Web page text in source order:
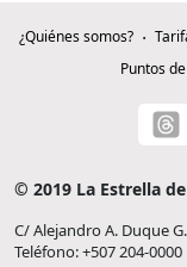
¿Quiénes somos?
Puntos
© 2019 La Estrella
C/ Alejandro A. Duque
Teléfono: +507 204-0000